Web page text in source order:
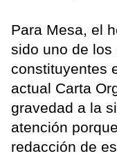
Para Mesa, el
sido uno de los
constituyentes
actual Carta
gravedad a la
atención
redacción de